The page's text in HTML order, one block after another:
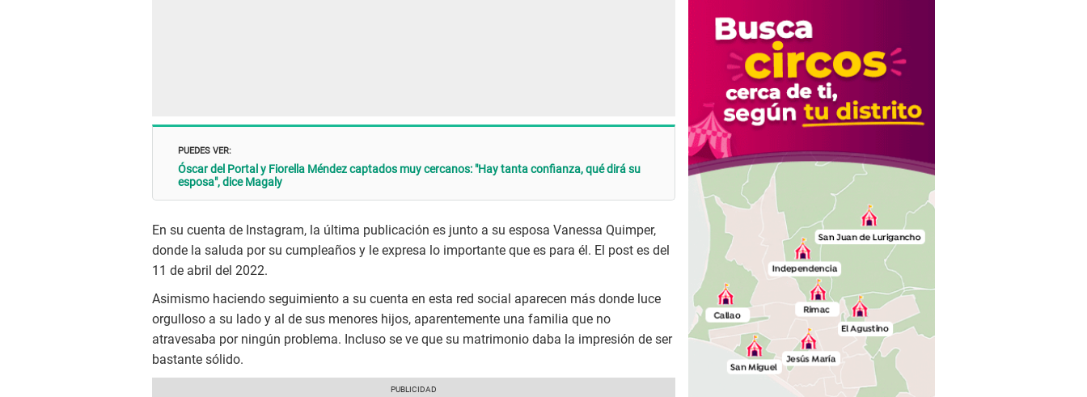
PUEDES VER:
Óscar del Portal y Fiorella Méndez captados muy cercanos: "Hay tanta confianza, qué dirá su
esposa", dice Magaly
En su cuenta de Instagram, la última publicación es junto a su esposa Vanessa Quimper,
donde la saluda por su cumpleaños y le expresa lo importante que es para él. El post es del
11 de abril del 2022.
Asimismo haciendo seguimiento a su cuenta en esta red social aparecen más donde luce
orgulloso a su lado y al de sus menores hijos, aparentemente una familia que no
atravesaba por ningún problema. Incluso se ve que su matrimonio daba la impresión de ser
bastante sólido.